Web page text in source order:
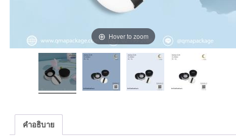
Hover to zoom
คำอธิบาย